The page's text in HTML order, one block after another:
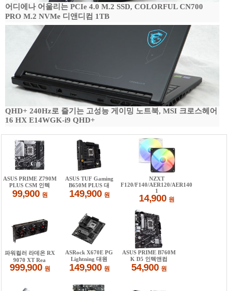
어디에나 어울리는 PCIe 4.0 M.2 SSD, COLORFUL CN700
PRO M.2 NVMe 디앤디컴 1TB
QHD+ 240Hz로 즐기는 고성능 게이밍 노트북, MSI 크로스헤어
16 HX E14WGK-i9 QHD+